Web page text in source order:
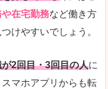
逆に探しやすいといった一
在宅勤務など働き方
けやすいでしょう。
2回目・3回目の人に
マホアプリからも転